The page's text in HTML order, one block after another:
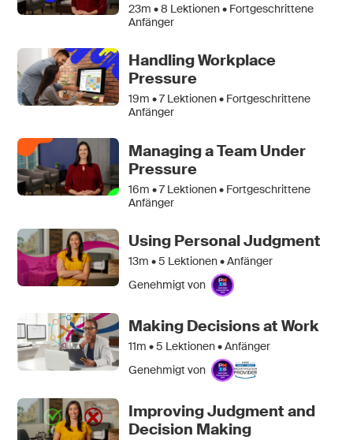
23m •8 Lektionen • Fortgeschrittene
Anfänger
Handling Workplace
Pressure
19m •7Lektionen • Fortgeschrittene
Anfänger
Managing a Team Under
Pressure
16m •7Lektionen • Fortgeschrittene
Anfänger
Using Personal Judgment
13m •5 Lektionen • Anfänger
Genehmigt von
Making Decisions at Work
11m •5 Lektionen • Anfänger
Genehmigt von
Improving Judgment and
Decision Making